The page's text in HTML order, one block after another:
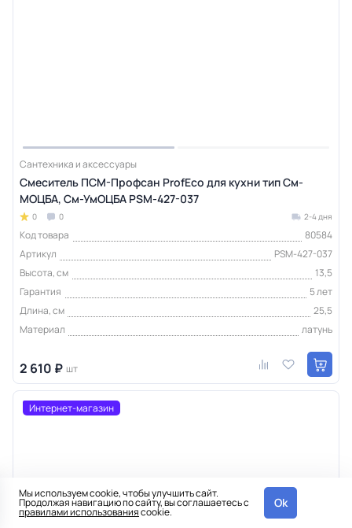
Сантехника и аксессуары
Смеситель ПСМ-Профсан ProfEco для кухни тип См-
МОЦБА, См-УмОЦБА PSM-427-037
0 0 2-4 дня
Код товара
80584
Артикул
PSM-427-037
Высота, см
13,5
Гарантия
5 лет
Длина, см
25,5
Материал
латунь
2 610 ₽ шт
Интернет-магазин
Мы используем cookie, чтобы улучшить сайт.
Продолжая навигацию по сайту, вы соглашаетесь с
правилами использованияcookie.
Ok